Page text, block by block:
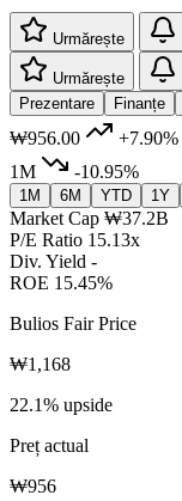
Urmărește
Urmărește
Prezentare
Finanțe
₩956.00 +7.90%
1M
-10.95%
1M 6M YTD 1Y
Market Cap ₩37.2B
P/E Ratio 15.13x
Div. Yield -
ROE 15.45%
Bulios Fair Price
₩1,168
22.1% upside
Preț actual
₩956